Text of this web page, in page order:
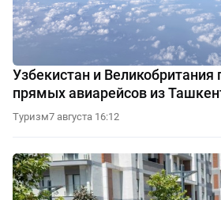
Узбекистан и Великобритания
прямых авиарейсов из
Туризм7 августа 16:12